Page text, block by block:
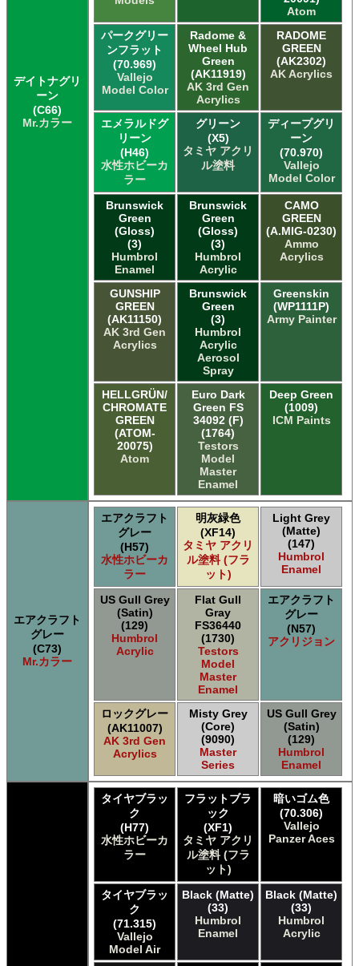
デイトナグリ
ーン
(C66)
Mr.カラー
Atom
パークグリー
ンフラット
(70.969)
Vallejo
Model Color
Radome &
Wheel Hub
Green
(AK11919)
AK 3rd Gen
Acrylics
RADOME
GREEN
(AK2302)
AK Acrylics
エメラルドグ
リーン
(H46)
水性ホビーカ
ラー
グリーン
(X5)
タミヤ アクリ
ル塗料
ディープグリ
ーン
(70.970)
Vallejo
Model Color
Brunswick
Green
(Gloss)
(3)
Humbrol
Enamel
Brunswick
Green
(Gloss)
(3)
Humbrol
Acrylic
CAMO
GREEN
(A.MIG-0230)
Ammo
Acrylics
GUNSHIP
GREEN
(AK11150)
AK 3rd Gen
Acrylics
Brunswick
Green
(3)
Humbrol
Acrylic
Aerosol
Spray
Greenskin
(WP1111P)
Army Painter
HELLGRÜN/
CHROMATE
GREEN
(ATOM-
20075)
Atom
Euro Dark
Green FS
34092 (F)
(1764)
Testors
Model
Master
Enamel
Deep Green
(1009)
ICM Paints
エアクラフト
グレー
(C73)
Mr.カラー
エアクラフト
グレー
(H57)
水性ホビーカ
ラー
明灰緑色
(XF14)
タミヤ アクリ
ル塗料 (フラ
ット)
Light Grey
(Matte)
(147)
Humbrol
Enamel
US Gull Grey
(Satin)
(129)
Humbrol
Acrylic
Flat Gull
Gray
FS36440
(1730)
Testors
Model
Master
Enamel
エアクラフト
グレー
(N57)
アクリジョン
ロックグレー
(AK11007)
AK 3rd Gen
Acrylics
Misty Grey
(Core)
(9090)
Master
Series
US Gull Grey
(Satin)
(129)
Humbrol
Enamel
タイヤブラッ
ク
(H77)
水性ホビーカ
ラー
フラットブラ
ック
(XF1)
タミヤ アクリ
ル塗料 (フラ
ット)
暗いゴム色
(70.306)
Vallejo
Panzer Aces
タイヤブラッ
ク
(71.315)
Vallejo
Model Air
Black (Matte)
(33)
Humbrol
Enamel
Black (Matte)
(33)
Humbrol
Acrylic